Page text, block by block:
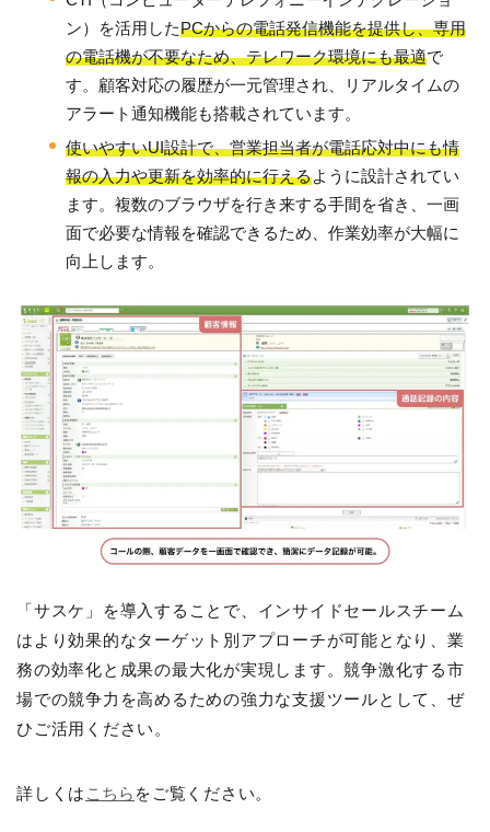
ン）を活用したPCからの電話発信機能を提供し、専用
の電話機が不要なため、テレワーク環境にも最適で
す。顧客対応の履歴が一元管理され、リアルタイムの
アラート通知機能も搭載されています。
使いやすいUI設計で、営業担当者が電話応対中にも情
報の入力や更新を効率的に行えるように設計されてい
ます。複数のブラウザを行き来する手間を省き、一画
面で必要な情報を確認できるため、作業効率が大幅に
向上します。
「サスケ」を導入することで、インサイドセールスチーム
はより効果的なターゲット別アプローチが可能となり、業
務の効率化と成果の最大化が実現します。競争激化する市
場での競争力を高めるための強力な支援ツールとして、ぜ
ひご活用ください。
詳しくは こちら をご覧ください。